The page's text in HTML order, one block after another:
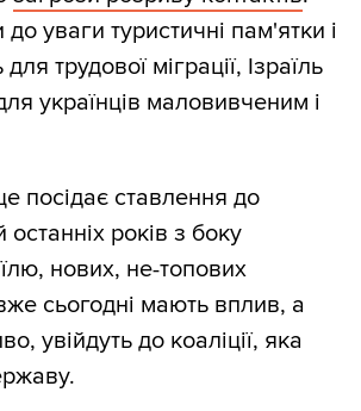
уваги туристичні пам'ятки і
трудової міграції, Ізраїль
українців маловивченим і
посідає ставлення до
останніх років з боку
нових, не-топових
вже сьогодні мають вплив, а
увійдуть до коаліції, яка